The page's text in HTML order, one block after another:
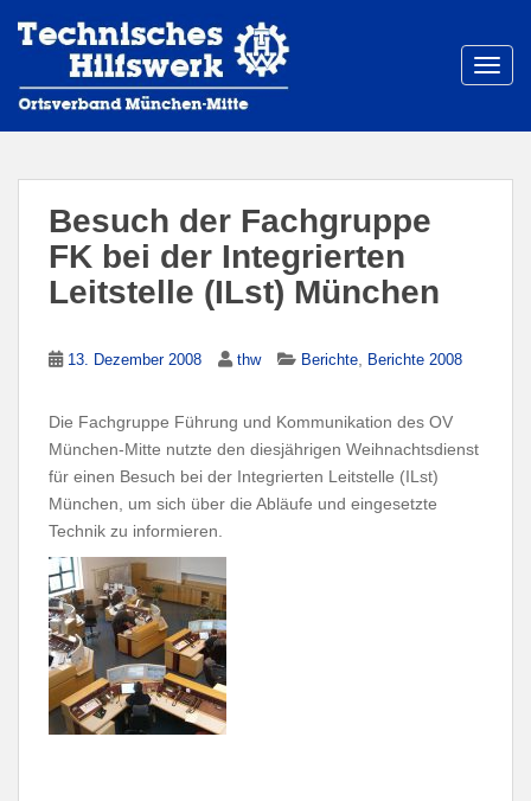
Besuch der Fachgruppe
FK bei der Integrierten
Leitstelle (ILst) München
13. Dezember 2008 thw Berichte Berichte 2008
Die Fachgruppe Führung und Kommunikation des OV
München-Mitte nutzte den diesjährigen Weihnachtsdienst
für einen Besuch bei der Integrierten Leitstelle (ILst)
München, um sich über die Abläufe und eingesetzte
Technik zu informieren.